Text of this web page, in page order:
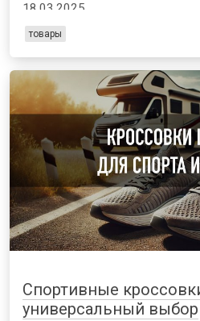
18.03.2025
товары
Спортивные
универсальный выбор